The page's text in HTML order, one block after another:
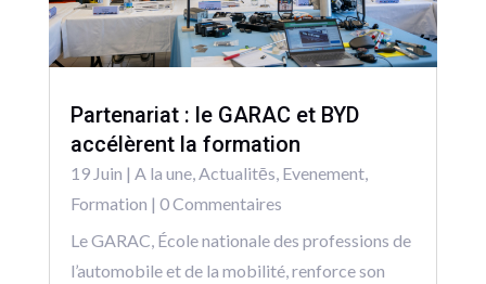
Partenariat : le GARAC et BYD
accélèrent la formation
19 Juin | A la une,Actualitēs, Evenement,
Formation | 0 Commentaires
Le GARAC, École nationale des professions de
l’automobile et de la mobilité, renforce son